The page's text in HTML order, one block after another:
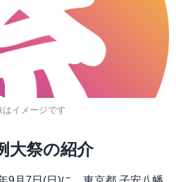
イメージです
大祭の紹介